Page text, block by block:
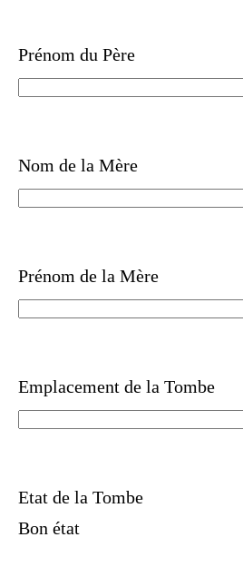
Prénom du Père
Nom de la Mère
Prénom de la Mère
Emplacement de la Tombe
Etat de la Tombe
Bon état